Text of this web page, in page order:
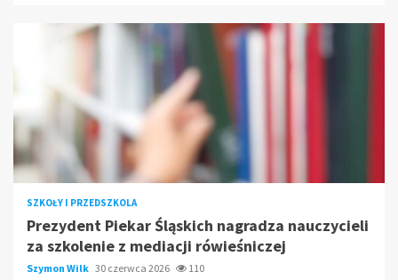
SZKOŁY I PRZEDSZKOLA
Prezydent Piekar Śląskich nagradza nauczycieli
za szkolenie z mediacji rówieśniczej
Szymon Wilk 30 czerwca 2026 110